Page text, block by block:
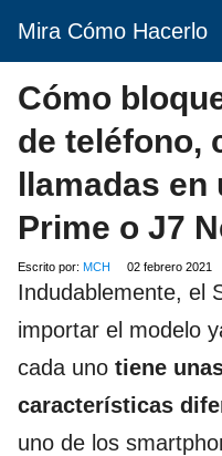
Mira Cómo Hacerlo
Cómo
de teléfono,
llamadas en
Prime o J7
Escrito por: MCH 02 febrero 2021
Indudablemente, el
importar el modelo
cada uno tiene
características
uno de los